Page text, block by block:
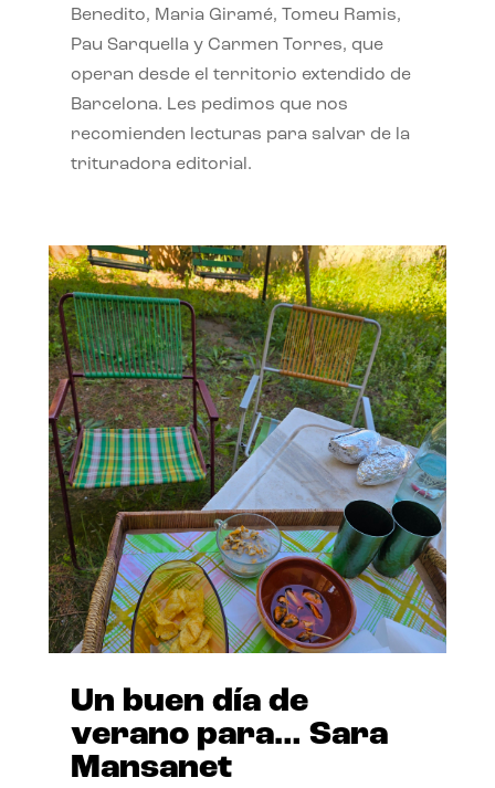
Benedito, Maria Giramé, Tomeu Ramis,
Pau Sarquella y Carmen Torres, que
operan desde el territorio extendido de
Barcelona. Les pedimos que nos
recomienden lecturas para salvar de la
trituradora editorial.
Un buen día de
verano para… Sara
Mansanet